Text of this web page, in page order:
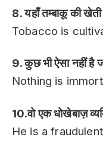
8. यहाँ तम्बाकू की खेती
Tobacco is
9. कुछ भी ऐसा नहीं है
Nothing is
10.वो एक धोखेबाज़
He is a